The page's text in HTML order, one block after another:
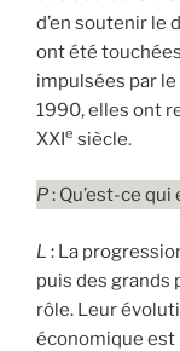
d’en soutenir le
ont été
impulsées par
1990, elles ont
XXIe siècle.
P: Qu’est-ce
L : La
puis des grands
rôle. Leur
économique est